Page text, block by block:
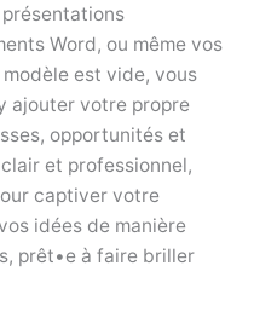
Word, ou même vos
est vide, vous
ajouter votre propre
opportunités et
et professionnel,
captiver votre
idées de manière
prêt•e à faire briller